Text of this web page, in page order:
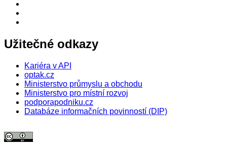
Užitečné odkazy
Kariéra v API
optak.cz
Ministerstvo průmyslu a obchodu
Ministerstvo pro místní rozvoj
podporapodniku.cz
Databáze informačních povinností (DIP)